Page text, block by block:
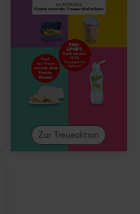
Zur Treueaktion